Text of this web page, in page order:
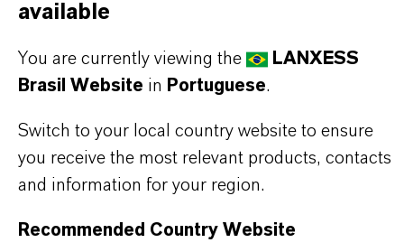
Contato Comercial
Nilva Teresa Goncalves
available
You are currently viewing the
LANXESS
Brasil Website in Portuguese.
Switch to your local country website to ensure
you receive the most relevant products, contacts
and information for your region.
Recommended Country Website